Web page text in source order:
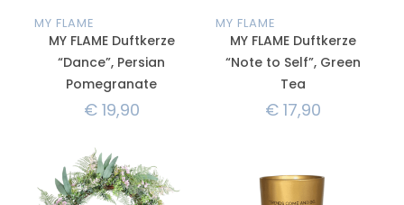
MY FLAME
MY FLAME Duftkerze
“Dance”, Persian
Pomegranate
€19,90
MY FLAME
MY FLAME Duftkerze
“Note to Self”, Green
Tea
€17,90